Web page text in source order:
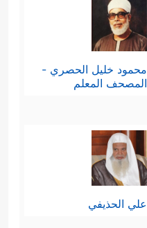
محمود خليل الحصري -
المصحف المعلم
علي الحذيفي